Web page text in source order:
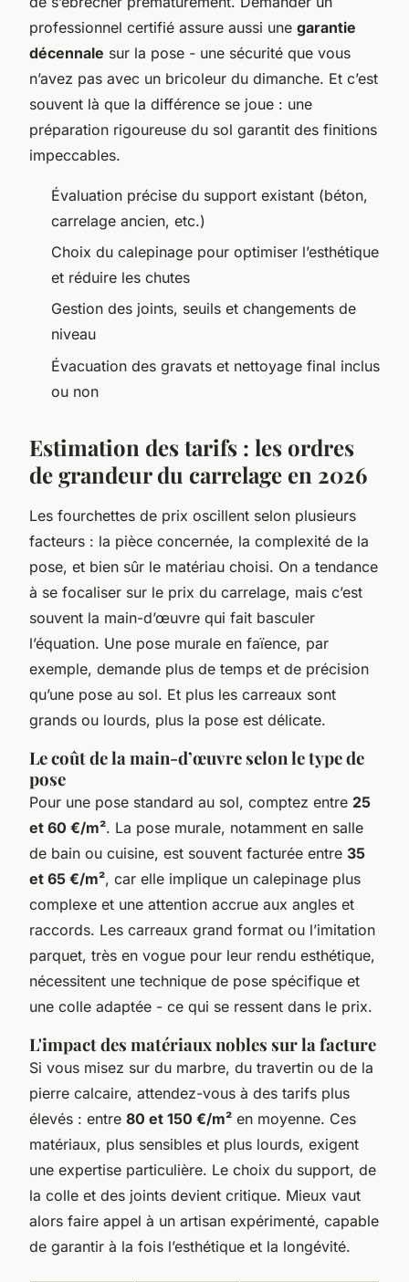
professionnel certifié assure aussi une garantie
décennale sur la pose - une sécurité que vous
n’avez pas avec un bricoleur du dimanche. Et c’est
souvent là que la différence se joue : une
préparation rigoureuse du sol garantit des finitions
impeccables.
Évaluation précise du support existant (béton,
carrelage ancien, etc.)
Choix du calepinage pour optimiser l’esthétique
et réduire les chutes
Gestion des joints, seuils et changements de
niveau
Évacuation des gravats et nettoyage final inclus
ou non
Estimation des tarifs : les ordres
de grandeur du carrelage en 2026
Les fourchettes de prix oscillent selon plusieurs
facteurs : la pièce concernée, la complexité de la
pose, et bien sûr le matériau choisi. On a tendance
à se focaliser sur le prix du carrelage, mais c’est
souvent la main-d’œuvre qui fait basculer
l’équation. Une pose murale en faïence, par
exemple, demande plus de temps et de précision
qu’une pose au sol. Et plus les carreaux sont
grands ou lourds, plus la pose est délicate.
Le coût de la main-d’œuvre selon le type de
pose
Pour une pose standard au sol, comptez entre 25
et 60 €/m². La pose murale, notamment en salle
de bain ou cuisine, est souvent facturée entre 35
et 65 €/m², car elle implique un calepinage plus
complexe et une attention accrue aux angles et
raccords. Les carreaux grand format ou l’imitation
parquet, très en vogue pour leur rendu esthétique,
nécessitent une technique de pose spécifique et
une colle adaptée - ce qui se ressent dans le prix.
L'impact des matériaux nobles sur la facture
Si vous misez sur du marbre, du travertin ou de la
pierre calcaire, attendez-vous à des tarifs plus
élevés : entre 80 et 150 €/m² en moyenne. Ces
matériaux, plus sensibles et plus lourds, exigent
une expertise particulière. Le choix du support, de
la colle et des joints devient critique. Mieux vaut
alors faire appel à un artisan expérimenté, capable
de garantir à la fois l’esthétique et la longévité.